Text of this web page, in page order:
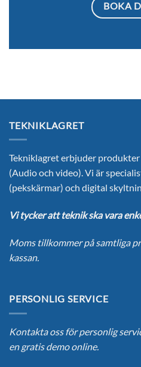
BOKA
TEKNIKLAGRET
Tekniklagret erbjuder
(Audio och video). Vi är
(pekskärmar) och digital
Vi tycker att teknik ska vara
Moms tillkommer på samtliga
kassan.
PERSONLIG SERVICE
Kontakta oss för personlig
en gratis demo online.